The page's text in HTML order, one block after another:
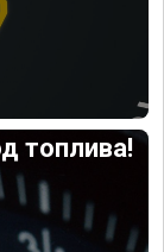
топлива!